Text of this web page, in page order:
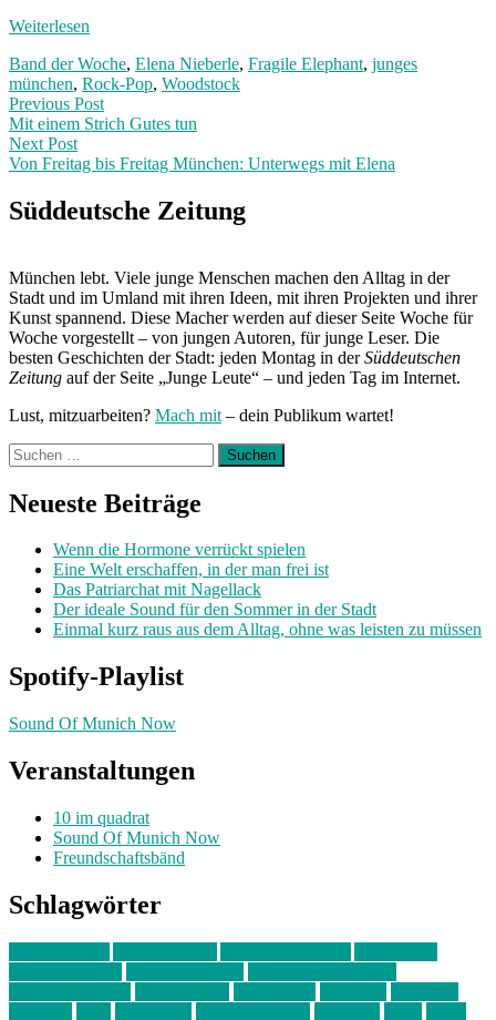
Weiterlesen
Band der Woche, Elena Nieberle, Fragile Elephant, junges
münchen, Rock-Pop, Woodstock
Post
navigation
Previous PostPrevious
post:
Mit einem Strich Gutes tun
Next Post
Von Freitag bis Freitag München: Unterwegs mit Elena
Post:
Süddeutsche Zeitung
München lebt. Viele junge Menschen machen den Alltag in der
Stadt und im Umland mit ihren Ideen, mit ihren Projekten und ihrer
Kunst spannend. Diese Macher werden auf dieser Seite Woche für
Woche vorgestellt – von jungen Autoren, für junge Leser. Die
besten Geschichten der Stadt: jeden Montag in derSüddeutschen
Zeitung auf der Seite „Junge Leute“ – und jeden Tag im Internet.
Lust, mitzuarbeiten? Mach mit – dein Publikum wartet!
Suchen
nach:
Neueste Beiträge
Wenn die Hormone verrückt spielen
Eine Welt erschaffen, in der man frei ist
Das Patriarchat mit Nagellack
Der ideale Sound für den Sommer in der Stadt
Einmal kurz raus aus dem Alltag, ohne was leisten zu müssen
Spotify-Playlist
Sound Of Munich Now
Veranstaltungen
10 im quadrat
Sound Of Munich Now
Freundschaftsbänd
Schlagwörter